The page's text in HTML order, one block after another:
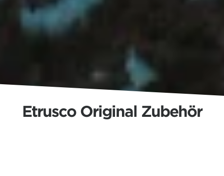
Etrusco Original Zubehör